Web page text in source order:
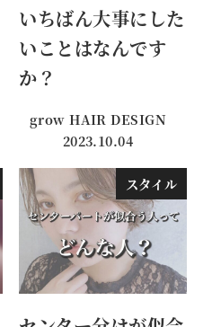
いちばん大事にした
いことはなんです
か？
grow HAIR DESIGN
投稿日
2023.10.04
スタイル